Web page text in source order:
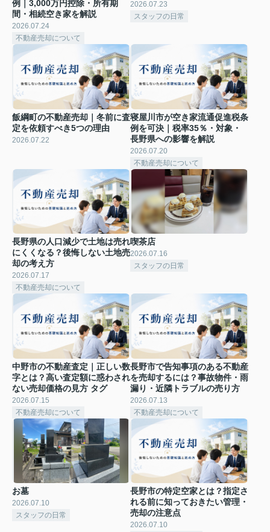
例｜3,000万円控除・所有期
間・相続空き家を解説
2026.07.24
不動産売却について
2026.07.23
スタッフの日常
飯綱町の不動産売却｜冬前に査
定を依頼すべき5つの理由
2026.07.22
寝屋川市が空き家流通促進税条
例を可決｜税率35％・対象・
長野県への影響を解説
2026.07.20
不動産売却について
長野県の人口減少で土地は売れ
にくくなる？後悔しない土地売
却の考え方
2026.07.17
不動産売却について
喫茶店
2026.07.16
スタッフの日常
中野市の不動産査定｜正しい数
字とは？高い査定額に惑わされ
ない売却価格の見方 タグ
2026.07.15
不動産売却について
長野市で告知事項のある不動産
を売却するには？事故物件・雨
漏り・近隣トラブルの売り方
2026.07.13
不動産売却について
お墓
2026.07.10
スタッフの日常
長野市の特定空家とは？指定さ
れる前に知っておきたい管理・
売却の注意点
2026.07.10